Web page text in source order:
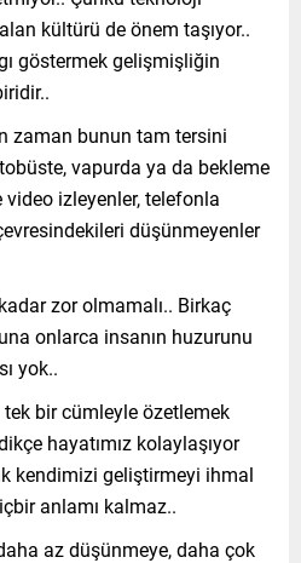
kültürü de önem taşıyor..
göstermek gelişmişliğin
zaman bunun tam tersini
vapurda ya da bekleme
izleyenler, telefonla
düşünmeyenler
zor olmamalı.. Birkaç
onlarca insanın huzurunu
yok..
bir cümleyle özetlemek
hayatımız kolaylaşıyor
kendimizi geliştirmeyi ihmal
anlamı kalmaz..
az düşünmeye, daha çok